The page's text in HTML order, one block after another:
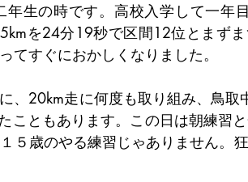
生の時です。高校入学して一年
を24分19秒で区間12位とまず
てすぐにおかしくなりました。
、20km走に何度も取り組み、鳥取
こともあります。この日は朝練習
５歳のやる練習じゃありません。